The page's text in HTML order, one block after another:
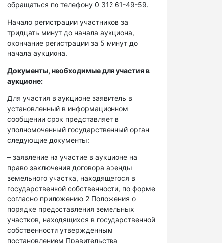
обращаться по телефону 0 312 61-49-59.
Начало регистрации участников за
тридцать минут до начала аукциона,
окончание регистрации за 5 минут до
начала аукциона.
Документы, необходимые для участия в
аукционе:
Для участия в аукционе заявитель в
установленный в информационном
сообщении срок представляет в
уполномоченный государственный орган
следующие документы:
– заявление на участие в аукционе на
право заключения договора аренды
земельного участка, находящегося в
государственной собственности, по форме
согласно приложению 2 Положения о
порядке предоставления земельных
участков, находящихся в государственной
собственности утвержденным
постановлением Правительства